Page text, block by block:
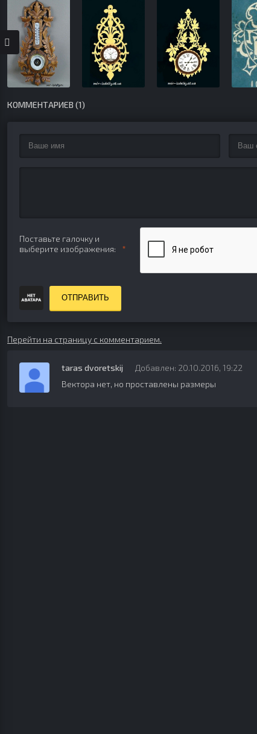
КОММЕНТАРИЕВ (1)
Поставьте галочку и
выберите изображения:
ОТПРАВИТЬ
Перейти на страницу с комментарием.
taras dvoretskij
Добавлен: 20.10.2016, 19:22
Вектора нет, но проставлены размеры